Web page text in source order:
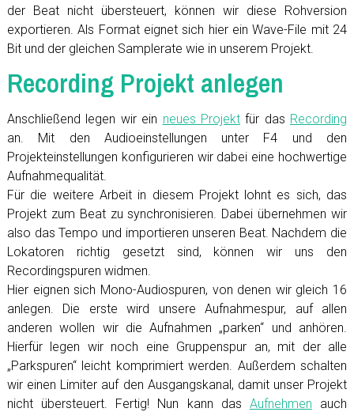
der Beat nicht übersteuert, können wir diese Rohversion
exportieren. Als Format eignet sich hier ein Wave-File mit 24
Bit und der gleichen Samplerate wie in unserem Projekt.
Recording Projekt anlegen
Anschließend legen wir ein neues Projektfür das Recording
an. Mit den Audioeinstellungen unter F4 und den
Projekteinstellungen konfigurieren wir dabei eine hochwertige
Aufnahmequalität.
Für die weitere Arbeit in diesem Projekt lohnt es sich, das
Projekt zum Beat zu synchronisieren. Dabei übernehmen wir
also das Tempo und importieren unseren Beat. Nachdem die
Lokatoren richtig gesetzt sind, können wir uns den
Recordingspuren widmen.
Hier eignen sich Mono-Audiospuren, von denen wir gleich 16
anlegen. Die erste wird unsere Aufnahmespur, auf allen
anderen wollen wir die Aufnahmen „parken“ und anhören.
Hierfür legen wir noch eine Gruppenspur an, mit der alle
„Parkspuren“ leicht komprimiert werden. Außerdem schalten
wir einen Limiter auf den Ausgangskanal, damit unser Projekt
nicht übersteuert. Fertig! Nun kann das Aufnehmen auch